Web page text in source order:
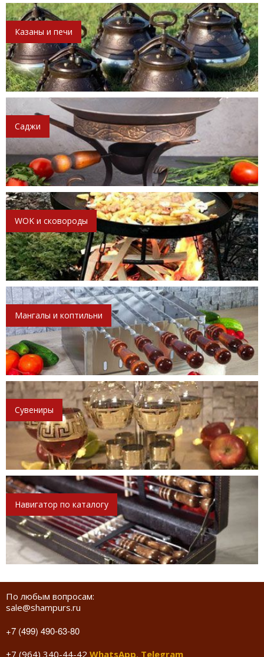
Казаны и печи
Саджи
WOK и сковороды
Мангалы и коптильни
Сувениры
Навигатор по каталогу
По любым вопросам:
sale@shampurs.ru
+7 (499) 490-63-80
+7 (964) 340-44-42 WhatsApp, Telegram